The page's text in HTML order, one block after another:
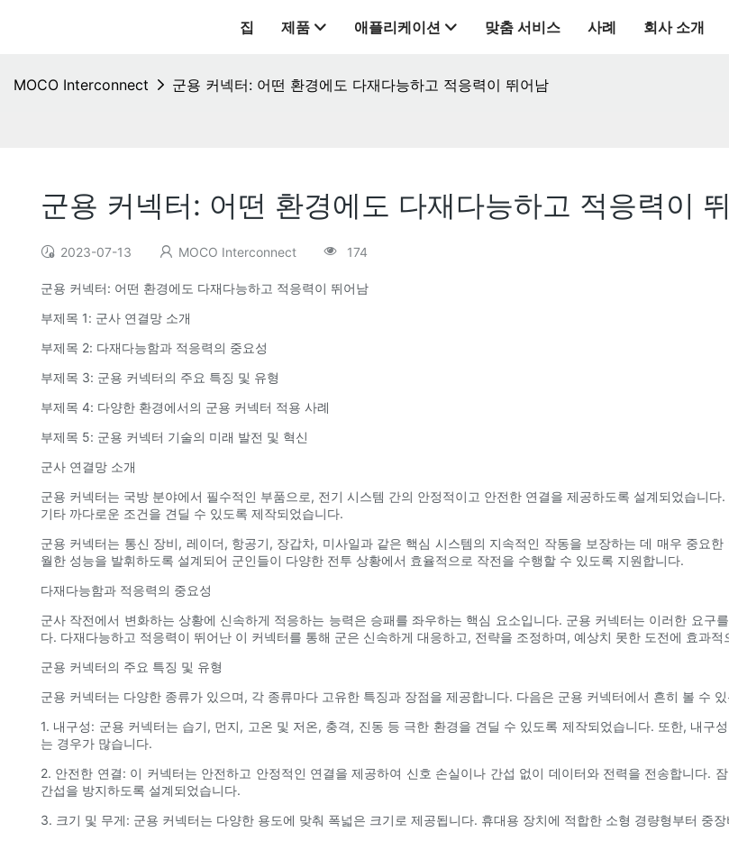
집 제품 애플리케이션 맞춤 서비스 사례 회사 소개
MOCO Interconnect 군용 커넥터: 어떤 환경에도 다재다능하고 적응력이 뛰어남
군용 커넥터: 어떤 환경에도 다재다능하고 적응력이
2023-07-13 MOCO Interconnect 174
군용 커넥터: 어떤 환경에도 다재다능하고 적응력이 뛰어남
부제목 1: 군사 연결망 소개
부제목 2: 다재다능함과 적응력의 중요성
부제목 3: 군용 커넥터의 주요 특징 및 유형
부제목 4: 다양한 환경에서의 군용 커넥터 적용 사례
부제목 5: 군용 커넥터 기술의 미래 발전 및 혁신
군사 연결망 소개
군용 커넥터는 국방 분야에서 필수적인 부품으로, 전기 시스템 간의 안정적이고 안전한 연결을 제공하도록 설계되었습니
기타 까다로운 조건을 견딜 수 있도록 제작되었습니다.
군용 커넥터는 통신 장비, 레이더, 항공기, 장갑차, 미사일과 같은 핵심 시스템의 지속적인 작동을 보장하는 데 매우 중요
월한 성능을 발휘하도록 설계되어 군인들이 다양한 전투 상황에서 효율적으로 작전을 수행할 수 있도록 지원합니다.
다재다능함과 적응력의 중요성
군사 작전에서 변화하는 상황에 신속하게 적응하는 능력은 승패를 좌우하는 핵심 요소입니다. 군용 커넥터는 이러한 요구
다. 다재다능하고 적응력이 뛰어난 이 커넥터를 통해 군은 신속하게 대응하고, 전략을 조정하며, 예상치 못한 도전에 효과적
군용 커넥터의 주요 특징 및 유형
군용 커넥터는 다양한 종류가 있으며, 각 종류마다 고유한 특징과 장점을 제공합니다. 다음은 군용 커넥터에서 흔히 볼 수
1. 내구성: 군용 커넥터는 습기, 먼지, 고온 및 저온, 충격, 진동 등 극한 환경을 견딜 수 있도록 제작되었습니다. 또한, 내구
는 경우가 많습니다.
2. 안전한 연결: 이 커넥터는 안전하고 안정적인 연결을 제공하여 신호 손실이나 간섭 없이 데이터와 전력을 전송합니다.
간섭을 방지하도록 설계되었습니다.
3. 크기 및 무게: 군용 커넥터는 다양한 용도에 맞춰 폭넓은 크기로 제공됩니다. 휴대용 장치에 적합한 소형 경량형부터 중